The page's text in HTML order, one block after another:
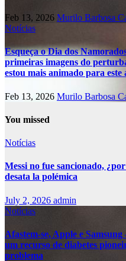
Feb 13, 2026 Murilo Barbosa
Notícias
Esqueça o Dia dos
primeiras imagens do
estou mais animado para este
Feb 13, 2026 Murilo Barbosa
You missed
Notícias
Messi no fue sancionado,
desata la polémica
July 2, 2026 admin
Notícias
Afastem-se, Apple e
um recurso de diabetes
problema